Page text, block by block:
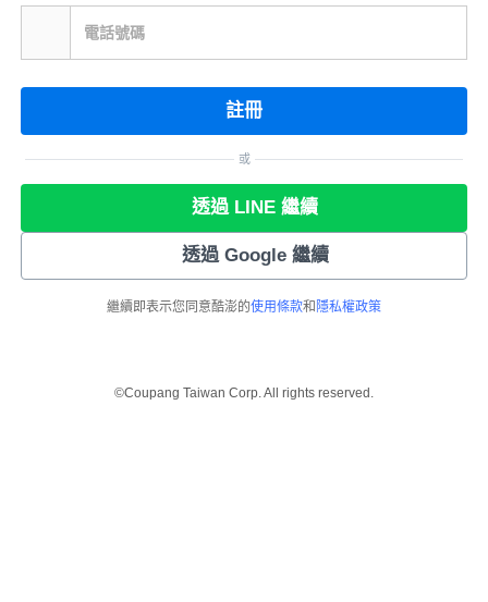
電話號碼
註冊
或
透過 LINE 繼續
透過 Google 繼續
繼續即表示您同意酷澎的使用條款和 隱私權政策
©Coupang Taiwan Corp. All rights reserved.